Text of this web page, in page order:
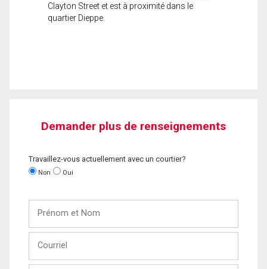
Clayton Street et est à proximité dans le
quartier Dieppe.
Demander plus de renseignements
Travaillez-vous actuellement avec un courtier?
Non Oui
Nom